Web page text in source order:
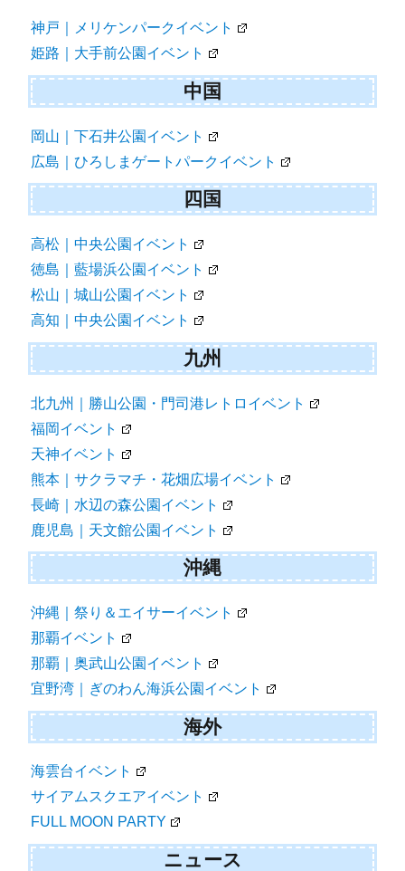
神戸｜メリケンパークイベント
姫路｜大手前公園イベント
中国
岡山｜下石井公園イベント
広島｜ひろしまゲートパークイベント
四国
高松｜中央公園イベント
徳島｜藍場浜公園イベント
松山｜城山公園イベント
高知｜中央公園イベント
九州
北九州｜勝山公園・門司港レトロイベント
福岡イベント
天神イベント
熊本｜サクラマチ・花畑広場イベント
長崎｜水辺の森公園イベント
鹿児島｜天文館公園イベント
沖縄
沖縄｜祭り＆エイサーイベント
那覇イベント
那覇｜奥武山公園イベント
宜野湾｜ぎのわん海浜公園イベント
海外
海雲台イベント
サイアムスクエアイベント
FULL MOON PARTY
ニュース